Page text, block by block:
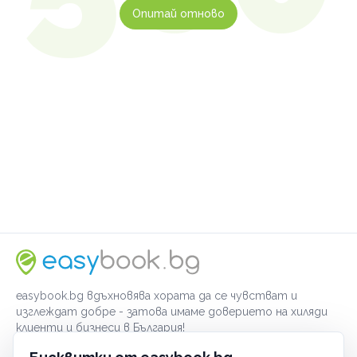
Опитай отново
easybook.bg вдъхновява хората да се чувстват и
изглеждат добре - затова имаме доверието на хиляди
клиенти и бизнеси в България!